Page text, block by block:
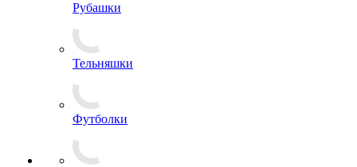
Рубашки
Тельняшки
Футболки